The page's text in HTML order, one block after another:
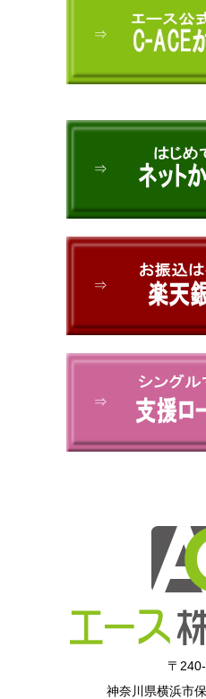
⇒
⇒
⇒
⇒
〒
神奈川県横浜市